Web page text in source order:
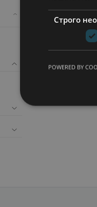
Строго
POWERED BY